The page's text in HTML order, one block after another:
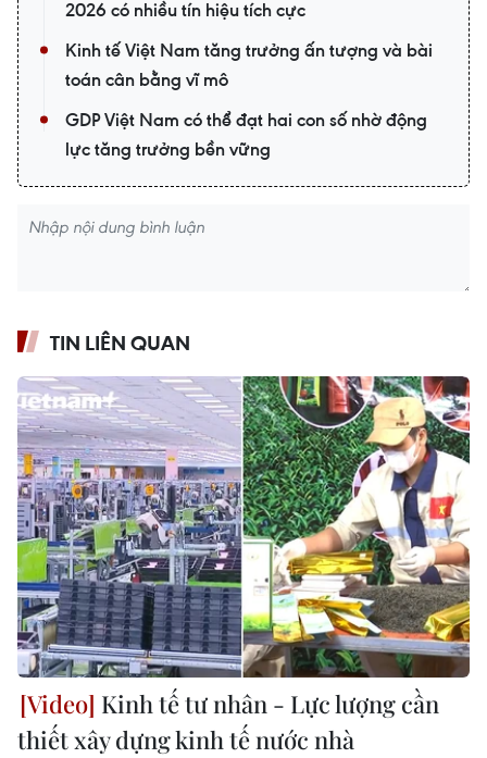
2026 có nhiều tín hiệu tích cực
Kinh tế Việt Nam tăng trưởng ấn tượng và bài
toán cân bằng vĩ mô
GDP Việt Nam có thể đạt hai con số nhờ động
lực tăng trưởng bền vững
TIN LIÊN QUAN
Kinh tế tư nhân - Lực lượng cần
thiết xây dựng kinh tế nước nhà